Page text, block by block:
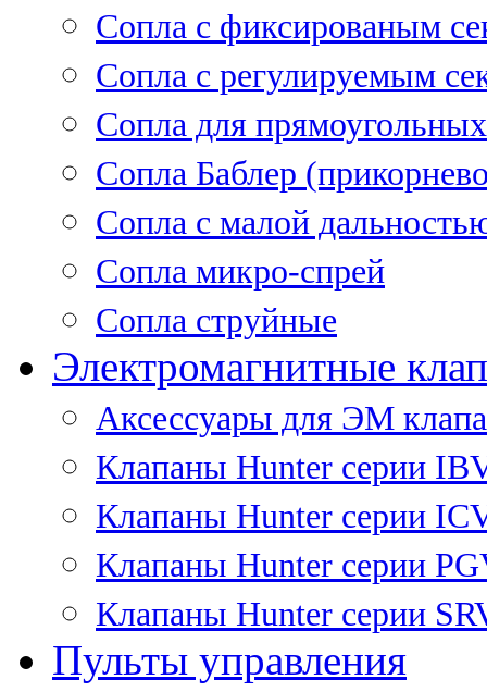
Cопла с фиксированым
Сопла с регулируемым
Сопла для
Сопла Баблер
Сопла с малой
Сопла микро-спрей
Сопла струйные
Электромагнитные
Аксессуары для ЭМ
Клапаны Hunter серии
Клапаны Hunter серии
Клапаны Hunter серии
Клапаны Hunter серии
Пульты управления